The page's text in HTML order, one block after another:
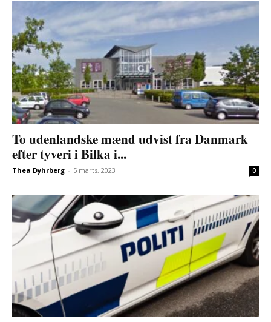
To udenlandske mænd udvist fra Danmark
efter tyveri i Bilka i...
Thea Dyhrberg - 5 marts, 2023 0